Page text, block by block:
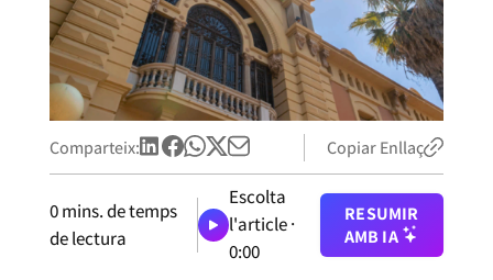
Comparteix: Copiar Enllaç
0mins. de temps
de lectura
Escolta
l'article ·
0:00
RESUMIR
AMB IA